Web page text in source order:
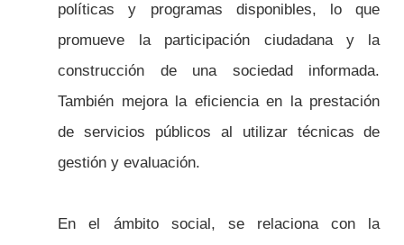
políticas y programas disponibles, lo que
promueve la participación ciudadana y la
construcción de una sociedad informada.
También mejora la eficiencia en la prestación
de servicios públicos al utilizar técnicas de
gestión y evaluación.
En el ámbito social, se relaciona con la